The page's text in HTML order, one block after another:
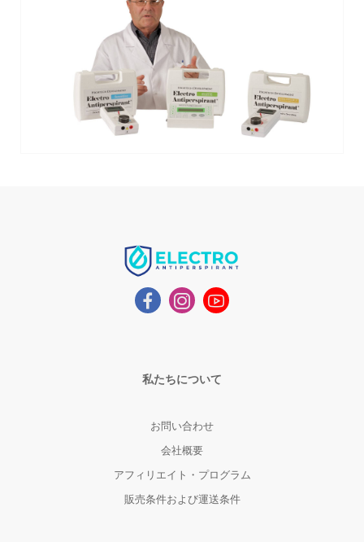
私たちについて
お問い合わせ
会社概要
アフィリエイト・プログラム
販売条件および運送条件